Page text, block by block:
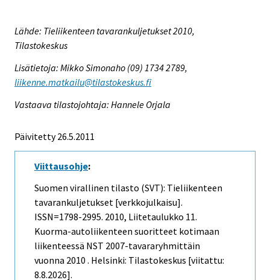
Lähde: Tieliikenteen tavarankuljetukset 2010,
Tilastokeskus
Lisätietoja: Mikko Simonaho (09) 1734 2789,
liikenne.matkailu@tilastokeskus.fi
Vastaava tilastojohtaja: Hannele Orjala
Päivitetty 26.5.2011
Viittausohje:
Suomen virallinen tilasto (SVT): Tieliikenteen
tavarankuljetukset [verkkojulkaisu].
ISSN=1798-2995. 2010, Liitetaulukko 11.
Kuorma-autoliikenteen suoritteet kotimaan
liikenteessä NST 2007-tavararyhmittäin
vuonna 2010 . Helsinki: Tilastokeskus [viitattu:
8.8.2026].